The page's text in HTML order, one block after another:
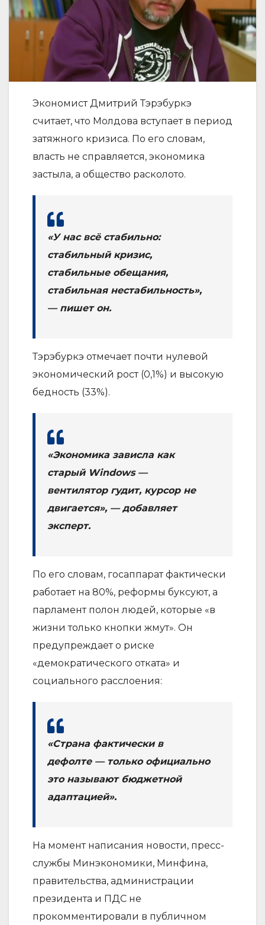
Экономист Дмитрий Тэрэбуркэ
считает, что Молдова вступает в период
затяжного кризиса. По его словам,
власть не справляется, экономика
застыла, а общество расколото.
«У нас всё стабильно:
стабильный кризис,
стабильные обещания,
стабильная нестабильность»,
— пишет он.
Тэрэбуркэ отмечает почти нулевой
экономический рост (0,1%) и высокую
бедность (33%).
«Экономика зависла как
старый Windows —
вентилятор гудит, курсор не
двигается», — добавляет
эксперт.
По его словам, госаппарат фактически
работает на 80%, реформы буксуют, а
парламент полон людей, которые «в
жизни только кнопки жмут». Он
предупреждает о риске
«демократического отката» и
социального расслоения:
«Страна фактически в
дефолте — только официально
это называют бюджетной
адаптацией».
На момент написания новости, пресс-
службы Минэкономики, Минфина,
правительства, администрации
президента и ПДС не
прокомментировали в публичном